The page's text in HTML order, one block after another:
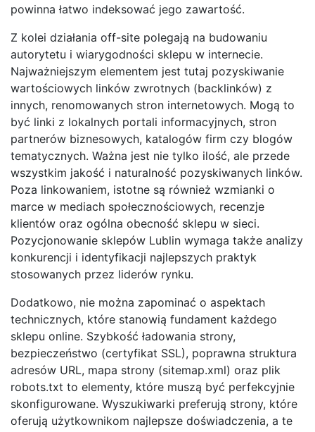
powinna łatwo indeksować jego zawartość.
Z kolei działania off-site polegają na budowaniu
autorytetu i wiarygodności sklepu w internecie.
Najważniejszym elementem jest tutaj pozyskiwanie
wartościowych linków zwrotnych (backlinków) z
innych, renomowanych stron internetowych. Mogą to
być linki z lokalnych portali informacyjnych, stron
partnerów biznesowych, katalogów firm czy blogów
tematycznych. Ważna jest nie tylko ilość, ale przede
wszystkim jakość i naturalność pozyskiwanych linków.
Poza linkowaniem, istotne są również wzmianki o
marce w mediach społecznościowych, recenzje
klientów oraz ogólna obecność sklepu w sieci.
Pozycjonowanie sklepów Lublin wymaga także analizy
konkurencji i identyfikacji najlepszych praktyk
stosowanych przez liderów rynku.
Dodatkowo, nie można zapominać o aspektach
technicznych, które stanowią fundament każdego
sklepu online. Szybkość ładowania strony,
bezpieczeństwo (certyfikat SSL), poprawna struktura
adresów URL, mapa strony (sitemap.xml) oraz plik
robots.txt to elementy, które muszą być perfekcyjnie
skonfigurowane. Wyszukiwarki preferują strony, które
oferują użytkownikom najlepsze doświadczenia, a te